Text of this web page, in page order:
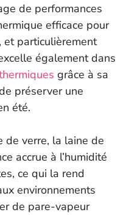
de performances
efficace pour
et particulièrement
également dans
grâce à sa
préserver une
été.
de verre, la laine de
accrue à l’humidité
ce qui la rend
environnements
de pare-vapeur